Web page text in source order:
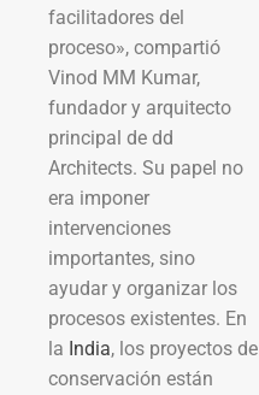
facilitadores del
proceso», compartió
Vinod MM Kumar,
fundador y arquitecto
principal de dd
Architects. Su papel no
era imponer
intervenciones
importantes, sino
ayudar y organizar los
procesos existentes. En
la India, los proyectos de
conservación están